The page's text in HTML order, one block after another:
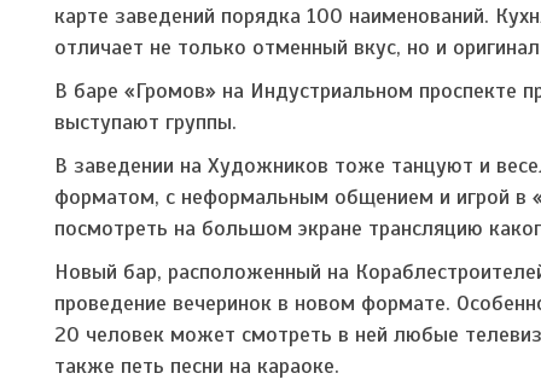
карте заведений порядка 100 наименований.
отличает не только отменный вкус, но и
В баре «Громов» на Индустриальном проспекте
выступают группы.
В заведении на Художников тоже танцуют и
форматом, с неформальным общением и игрой в
посмотреть на большом экране трансляцию
Новый бар, расположенный на
проведение вечеринок в новом формате.
20 человек может смотреть в ней любые
также петь песни на караоке.